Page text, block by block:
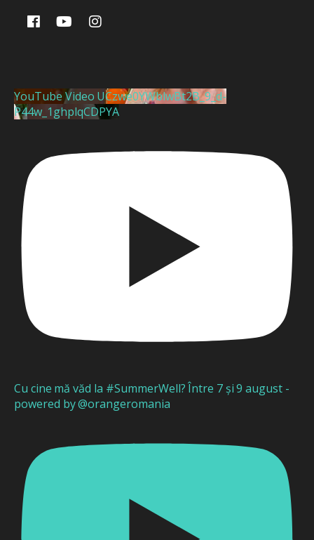
YouTube Video UCzwe0YWblwBt2B_9_d-
P44w_1ghplqCDPYA
Cu cine mă văd la #SummerWell? Între 7 și 9 august -
powered by @orangeromania